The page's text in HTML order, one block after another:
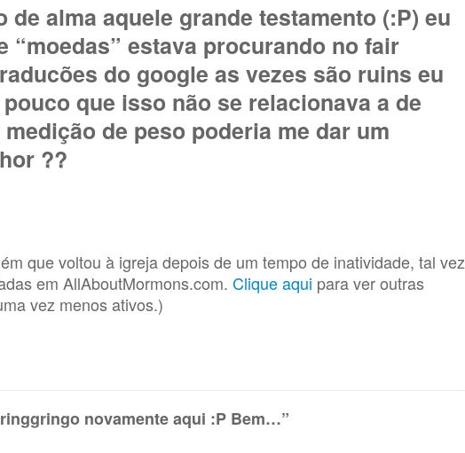
alma aquele grande testamento (:P) eu
“moedas” estava procurando no fair
do google as vezes são ruins eu
que isso não se relacionava a de
de peso poderia me dar um
??
que voltou à igreja depois de um tempo de inatividade, tal vez
em AllAboutMormons.com. Clique aqui para ver outras
vez menos ativos.)
novamente aqui :P Bem…”